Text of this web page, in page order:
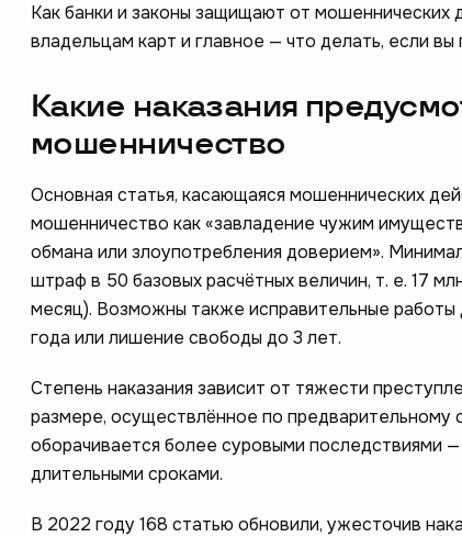
Как банки и законы защищают от мошеннических
владельцам карт и главное — что делать, если
Какие наказания
мошенничество
Основная статья, касающаяся мошеннических
мошенничество как «завладение чужим
обмана или злоупотребления доверием».
штраф в 50 базовых расчётных величин, т. е. 17
месяц). Возможны также исправительные работы
года или лишение свободы до 3 лет.
Степень наказания зависит от тяжести
размере, осуществлённое по предварительному
оборачивается более суровыми последствиями
длительными сроками.
В 2022 году 168 статью обновили, ужесточив